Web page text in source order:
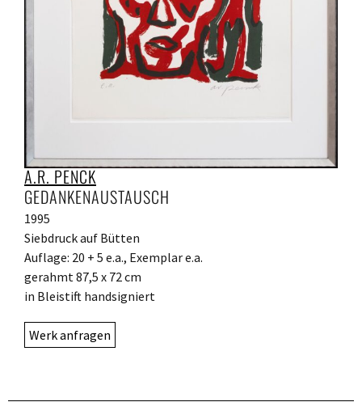
A.R. PENCK
GEDANKENAUSTAUSCH
1995
Siebdruck auf Bütten
Auflage: 20 + 5 e.a., Exemplar e.a.
gerahmt 87,5 x 72 cm
in Bleistift handsigniert
Werk anfragen